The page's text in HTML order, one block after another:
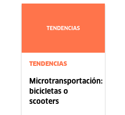
TENDENCIAS
Microtransportación:
bicicletas o
scooters